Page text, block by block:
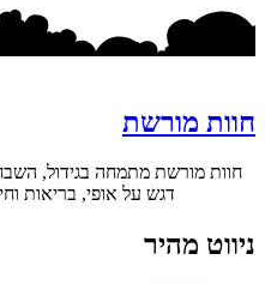
חוות מורשת
חוות מורשת מתמחה בגידול,
דגש על אופי, בריאות
ניווט מהיר